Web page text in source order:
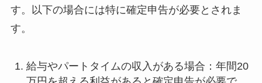
す。以下の場合には特に確定申告が必要とされま
す。
給与やパートタイムの収入がある場合：年間20